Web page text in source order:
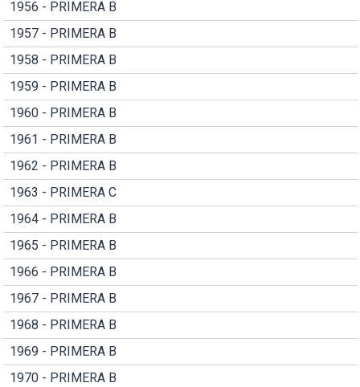
1956 - PRIMERA B
1957 - PRIMERA B
1958 - PRIMERA B
1959 - PRIMERA B
1960 - PRIMERA B
1961 - PRIMERA B
1962 - PRIMERA B
1963 - PRIMERA C
1964 - PRIMERA B
1965 - PRIMERA B
1966 - PRIMERA B
1967 - PRIMERA B
1968 - PRIMERA B
1969 - PRIMERA B
1970 - PRIMERA B